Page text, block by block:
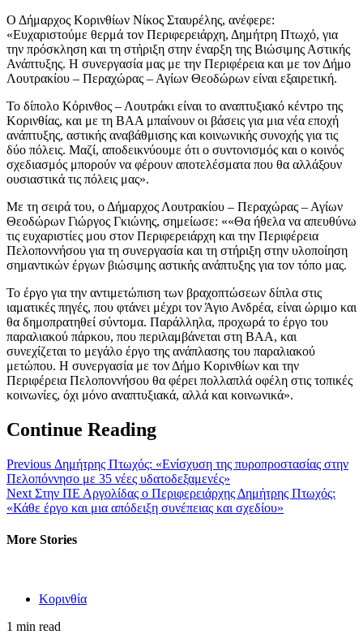
Ο Δήμαρχος Κορινθίων Νίκος Σταυρέλης, ανέφερε:
«Ευχαριστούμε θερμά τον Περιφερειάρχη, Δημήτρη Πτωχό, για
την πρόσκληση και τη στήριξη στην έναρξη της Βιώσιμης Αστικής
Ανάπτυξης. Η συνεργασία μας με την Περιφέρεια και με τον Δήμο
Λουτρακίου – Περαχώρας – Αγίων Θεοδώρων είναι εξαιρετική.
Το δίπολο Κόρινθος – Λουτράκι είναι το αναπτυξιακό κέντρο της
Κορινθίας, και με τη ΒΑΑ μπαίνουν οι βάσεις για μια νέα εποχή
ανάπτυξης, αστικής αναβάθμισης και κοινωνικής συνοχής για τις
δύο πόλεις. Μαζί, αποδεικνύουμε ότι ο συντονισμός και ο κοινός
σχεδιασμός μπορούν να φέρουν αποτελέσματα που θα αλλάξουν
ουσιαστικά τις πόλεις μας».
Με τη σειρά του, ο Δήμαρχος Λουτρακίου – Περαχώρας – Αγίων
Θεοδώρων Γιώργος Γκιώνης, σημείωσε: ««Θα ήθελα να απευθύνω
τις ευχαριστίες μου στον Περιφερειάρχη και την Περιφέρεια
Πελοποννήσου για τη συνεργασία και τη στήριξη στην υλοποίηση
σημαντικών έργων βιώσιμης αστικής ανάπτυξης για τον τόπο μας.
Το έργο για την αντιμετώπιση των βραχοπτώσεων δίπλα στις
ιαματικές πηγές, που φτάνει μέχρι τον Άγιο Ανδρέα, είναι ώριμο και
θα δημοπρατηθεί σύντομα. Παράλληλα, προχωρά το έργο του
παραλιακού πάρκου, που περιλαμβάνεται στη ΒΑΑ, και
συνεχίζεται το μεγάλο έργο της ανάπλασης του παραλιακού
μετώπου. Η συνεργασία με τον Δήμο Κορινθίων και την
Περιφέρεια Πελοποννήσου θα φέρει πολλαπλά οφέλη στις τοπικές
κοινωνίες, όχι μόνο αναπτυξιακά, αλλά και κοινωνικά».
Continue Reading
Previous Δημήτρης Πτωχός: «Ενίσχυση της πυροπροστασίας στην
Πελοπόννησο με 35 νέες υδατοδεξαμενές»
Next Στην ΠΕ Αργολίδας ο Περιφερειάρχης Δημήτρης Πτωχός:
«Κάθε έργο και μια απόδειξη συνέπειας και σχεδίου»
More Stories
Κορινθία
1 min read